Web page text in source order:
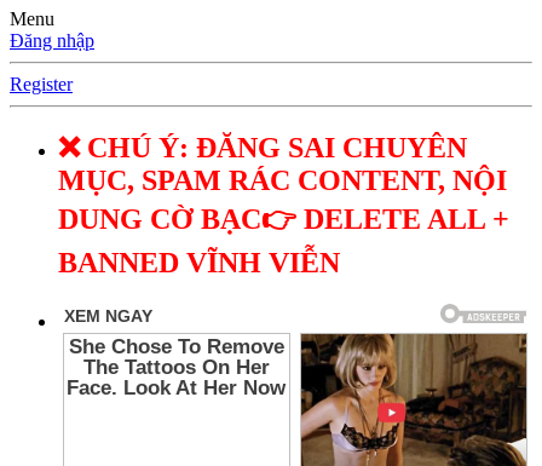
Menu
Đăng nhập
Register
❌ CHÚ Ý: ĐĂNG SAI CHUYÊN
MỤC, SPAM RÁC CONTENT, NỘI
DUNG CỜ BẠC👉 DELETE ALL +
BANNED VĨNH VIỄN